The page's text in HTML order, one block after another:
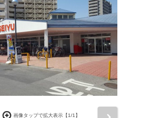
画像タップで拡大表示【1/1】